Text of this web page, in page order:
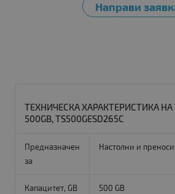
ТЕХНИЧЕСКА ХАРАКТЕРИСТИКА НА
500GB, TS500GESD265C
Предназначен
за
Настолни и
Капацитет, GB 500 GB